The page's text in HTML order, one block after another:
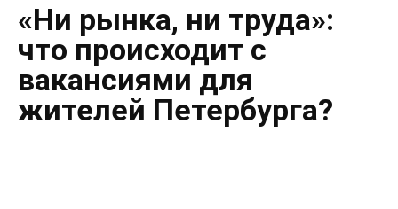
«Ни рынка, ни труда»:
что происходит с
вакансиями для
жителей Петербурга?